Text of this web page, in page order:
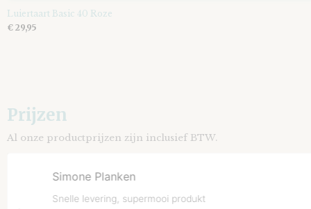
Luiertaart Basic 40 Roze
€ 29,95
Prijzen
Al onze productprijzen zijn inclusief BTW.